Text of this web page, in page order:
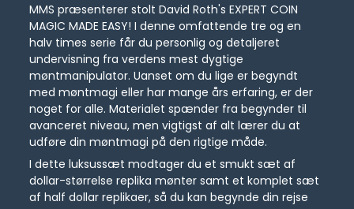
MMS præsenterer stolt David Roth's EXPERT COIN
MAGIC MADE EASY! I denne omfattende tre og en
halv times serie får du personlig og detaljeret
undervisning fra verdens mest dygtige
møntmanipulator. Uanset om du lige er begyndt
med møntmagi eller har mange års erfaring, er der
noget for alle. Materialet spænder fra begynder til
avanceret niveau, men vigtigst af alt lærer du at
udføre din møntmagi på den rigtige måde.
I dette luksussæt modtager du et smukt sæt af
dollar-størrelse replika mønter samt et komplet sæt
af half dollar replikaer, så du kan begynde din rejse